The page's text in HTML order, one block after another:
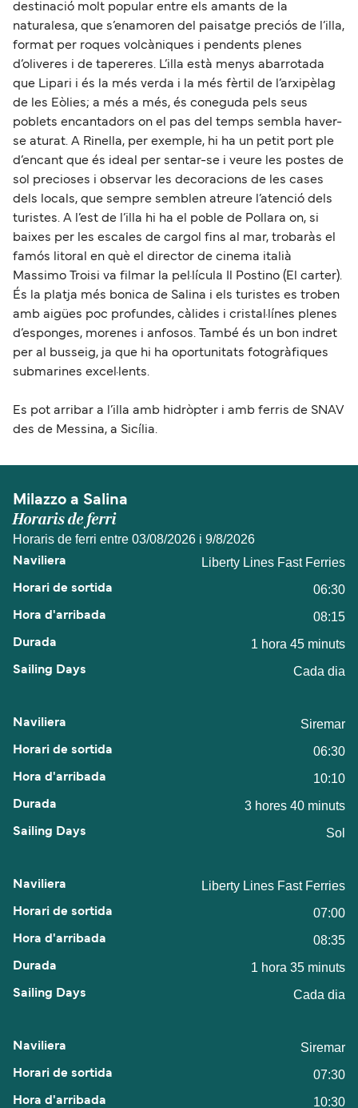
destinació molt popular entre els amants de la
naturalesa, que s’enamoren del paisatge preciós de l’illa,
format per roques volcàniques i pendents plenes
d’oliveres i de tapereres. L’illa està menys abarrotada
que Lipari i és la més verda i la més fèrtil de l’arxipèlag
de les Eòlies; a més a més, és coneguda pels seus
poblets encantadors on el pas del temps sembla haver-
se aturat. A Rinella, per exemple, hi ha un petit port ple
d’encant que és ideal per sentar-se i veure les postes de
sol precioses i observar les decoracions de les cases
dels locals, que sempre semblen atreure l’atenció dels
turistes. A l’est de l’illa hi ha el poble de Pollara on, si
baixes per les escales de cargol fins al mar, trobaràs el
famós litoral en què el director de cinema italià
Massimo Troisi va filmar la pel·lícula Il Postino (El carter).
És la platja més bonica de Salina i els turistes es troben
amb aigües poc profundes, càlides i cristal·línes plenes
d’esponges, morenes i anfosos. També és un bon indret
per al busseig, ja que hi ha oportunitats fotogràfiques
submarines excel·lents.
Es pot arribar a l’illa amb hidròpter i amb ferris de SNAV
des de Messina, a Sicília.
Milazzo a Salina
Horaris de ferri
Horaris de ferri entre 03/08/2026 i 9/8/2026
Liberty Lines Fast Ferries
06:30
08:15
1 hora 45 minuts
Cada dia
Siremar
06:30
10:10
3 hores 40 minuts
Sol
Liberty Lines Fast Ferries
07:00
08:35
1 hora 35 minuts
Cada dia
Siremar
07:30
10:30